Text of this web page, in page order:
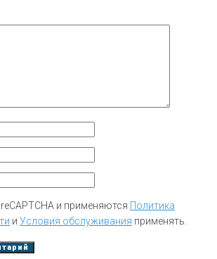
и применяются Политика
и Условия обслуживания применять.